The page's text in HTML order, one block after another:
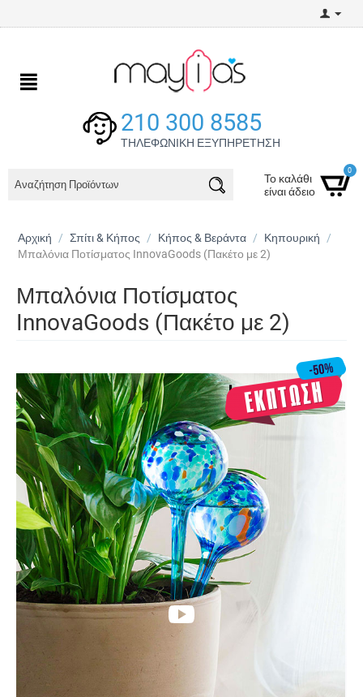
210 300 8585
ΤΗΛΕΦΩΝΙΚΗ ΕΞΥΠΗΡΕΤΗΣΗ
Το καλάθι
είναι άδειο
0
Αρχική / Σπίτι & Κήπος / Κήπος & Βεράντα / Κηπουρική
/
Μπαλόνια Ποτίσματος InnovaGoods (Πακέτο με 2)
Μπαλόνια Ποτίσματος
InnovaGoods (Πακέτο με 2)